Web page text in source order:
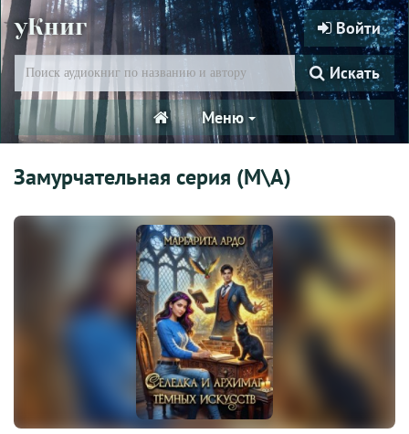
уКниг Войти
Искать
Меню
Замурчательная серия (М\А)